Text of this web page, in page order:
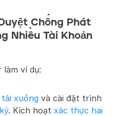
Chống Phát
Nhiều Tài Khoản
làm ví dụ:
tải xuống và cài đặt trình
. Kích hoạt xác thực hai